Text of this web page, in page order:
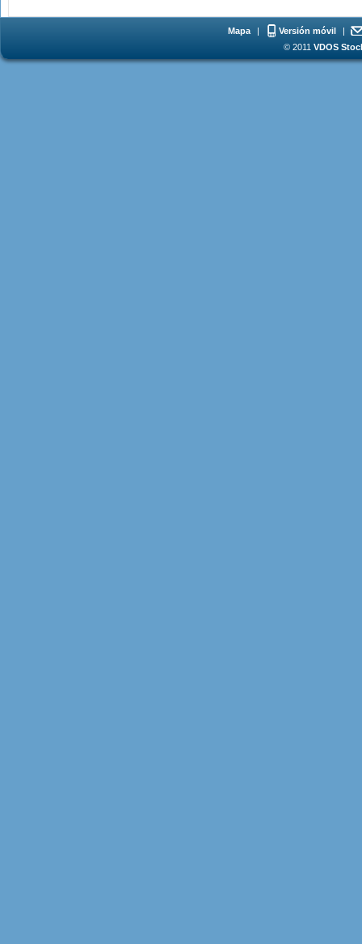
Mapa | Versión móvil
|
© 2011 VDOS